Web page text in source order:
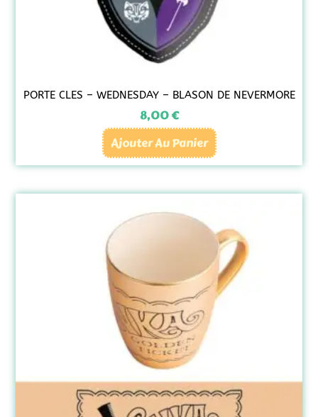
PORTE CLES – WEDNESDAY – BLASON DE NEVERMORE
8,00€
Ajouter Au Panier